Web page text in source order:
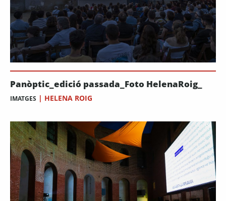
Panòptic_edició passada_Foto HelenaRoig_
IMATGES | HELENA ROIG